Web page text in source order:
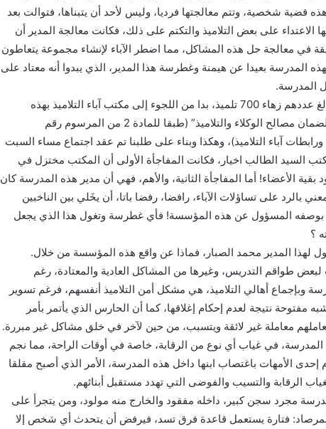
قضية شخصية، وتتم معالجتها فرديا، وليس لأحد أن يتبناها، فتوالت بعد
على بعض التلاميذ والتكتم على ذلك، فكانت معالجة المدير أن
في معالجة حل هذه المشاكل، مما اضطر الآباء لإنشاء مجموعة يتعاطون
المدرسة بعيدا عن هيمنة وغطرسة هذا المدير، الذي يبدوا أنه معتاد على
المدرسة.
في وضعية كهذه لم يجد وكلاء التلاميذ، والبالغ عددهم زهاء 700 تلميذ، بدا من اللجوء إلى مكتب آباء التلاميذ بهذه
المدرسة، بصفته هيئة منتخبة من طرفهم “لضمان مصالح الوكلاء والتلاميذ” (طبقا للمادة 2 من المرسوم رقم
ورابطات آباء التلاميذ)، وهكذا وبناء على طلبنا تم عقد اجتماع مساء السبت
السيد الطالب اخيار، فكانت المفاجأة الأولى أن المكتب مختزل في
الأعضاء! أما المفاجأة الثانية، والأهم، فهي أن مدير هذه المدرسة كان
بالرد على تساؤلات الآباء، رافضا، رفضا باتا، أن يخَلي بين الناخبين
بوصفه المسؤول عن هذه المؤسسة! فأي غطرسة وتغول هذا الذي يجعل
؟
لهذا المدير محمد الصبار، فماذا عن واقع هذه المؤسسة من خلال.
طواقم التدريس، وغيرها من المشاكل العادية والمعتادة، رغم
وبإجماع أهالي التلاميذ، هي مشكل أمن التلاميذ أنفسهم، فرغم تسوير
مفتوحة نتيجة لعدم إحكام إغلاقها، كما أن الحارس الذي يأتمر بأمر
معاملة غير لائقة ويتسبب، من حين لآخر في خلق مشاكل غير مبررة.
المدرسة، في غياب أي نوع من الرقابة، خاصة في أوقات الراحة، مما نجم
إحدى الأمهات باغتصاب ابنها داخل هذه المدرسة، الأمر الذي أصبح مقلقا
الرقابة والتسيب والفوضى التي تهدد مستقبل أبنائهم.
مجرد سجن كبير، داخله مفقود والخارج منه مولود، ومن يتجرأ على
فتارة يستعمل قاعدة فرق تسد، فيرفض أن يتحدث أي شخص إلا